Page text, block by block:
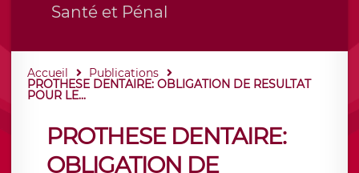
Santé et Pénal
Accueil Publications
PROTHESE DENTAIRE: OBLIGATION DE RESULTAT
POUR LE...
PROTHESE DENTAIRE:
OBLIGATION DE